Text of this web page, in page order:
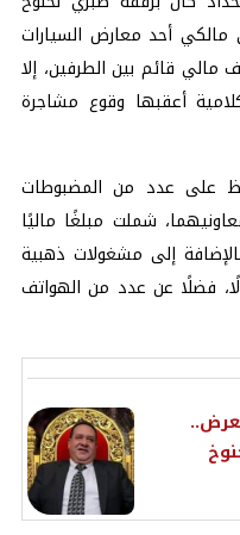
أحد معارض السيارات
قائم بين الطرفين، إلا
أعقبها وقوع مشاجرة
على عدد من المضبوطات
شملت مبلغًا ماليًا
نقدًا، و3 سيارات، بالإضافة إلى مشغولات ذهبية
فضلًا عن عدد من الهواتف